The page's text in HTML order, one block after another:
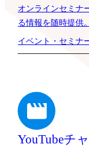
オンラインセミナ
る情報を随時提供
イベント・セミナ
YouTubeチ